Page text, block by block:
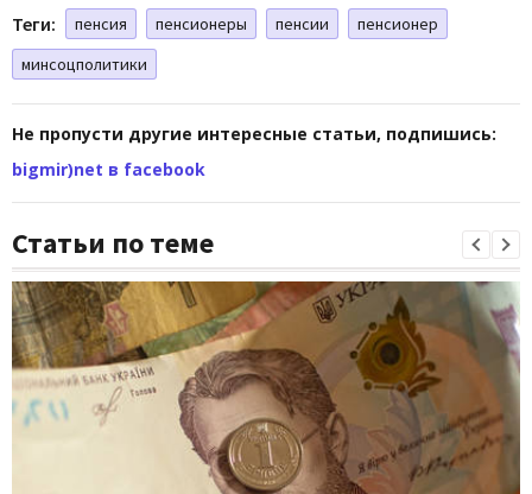
Теги: пенсия пенсионеры пенсии
пенсионер
минсоцполитики
Не пропусти другие интересные статьи, подпишись:
bigmir)net в facebook
Статьи по теме